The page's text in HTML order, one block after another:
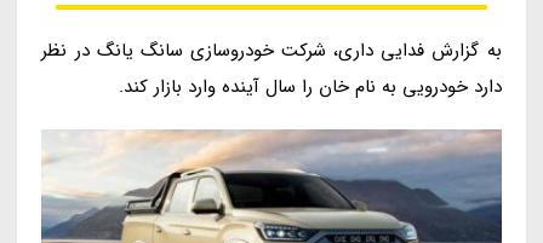
به گزارش فدایی داری، شرکت خودروسازی سانگ یانگ در نظر
دارد خودرویی به نام خان را سال آینده وارد بازار کند.